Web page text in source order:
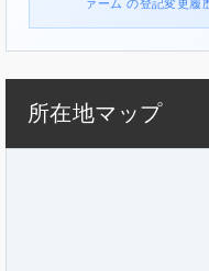
ァーム の登記変更履
所在地マップ